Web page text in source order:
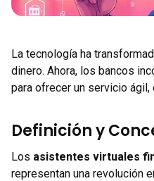
La tecnología ha
dinero. Ahora, los bancos
para ofrecer un servicio
Definición y
Los asistentes virtuales
representan una revolución